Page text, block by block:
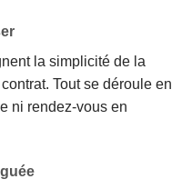
la simplicité de la
Tout se déroule en
ni rendez-vous en